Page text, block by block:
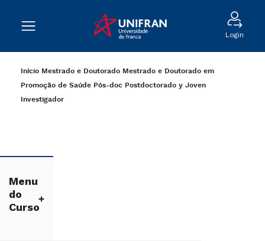
Login
Início Mestrado e Doutorado Mestrado e Doutorado em
Promoção de Saúde Pós-doc Postdoctorado y Joven
Investigador
Menu
do
Curso